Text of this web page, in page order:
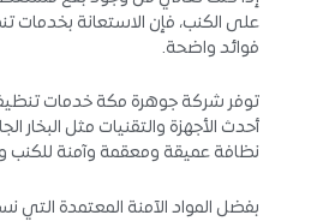
على الكنب، فإن الاستعانة
فوائد واضحة.
توفر شركة جوهرة مكة خدمات
أحدث الأجهزة والتقنيات مثل البخار
نظافة عميقة ومعقمة وآمنة للكنب
بفضل المواد الآمنة المعتمدة التي